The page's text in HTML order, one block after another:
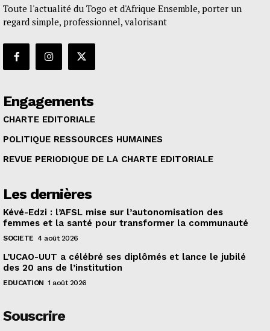
Toute l'actualité du Togo et d'Afrique Ensemble, porter un
regard simple, professionnel, valorisant
Engagements
CHARTE EDITORIALE
POLITIQUE RESSOURCES HUMAINES
REVUE PERIODIQUE DE LA CHARTE EDITORIALE
Les dernières
Kévé-Edzi : l’AFSL mise sur l’autonomisation des
femmes et la santé pour transformer la communauté
SOCIETE 4 août 2026
L’UCAO-UUT a célébré ses diplômés et lance le jubilé
des 20 ans de l’institution
EDUCATION 1 août 2026
Souscrire